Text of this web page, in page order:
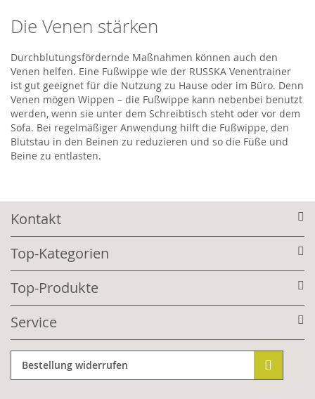
Die Venen stärken
Durchblutungsfördernde Maßnahmen können auch den
Venen helfen. Eine Fußwippe wie der RUSSKA Venentrainer
ist gut geeignet für die Nutzung zu Hause oder im Büro. Denn
Venen mögen Wippen – die Fußwippe kann nebenbei benutzt
werden, wenn sie unter dem Schreibtisch steht oder vor dem
Sofa. Bei regelmäßiger Anwendung hilft die Fußwippe, den
Blutstau in den Beinen zu reduzieren und so die Füße und
Beine zu entlasten.
Kontakt
Top-Kategorien
Top-Produkte
Service
Bestellung widerrufen